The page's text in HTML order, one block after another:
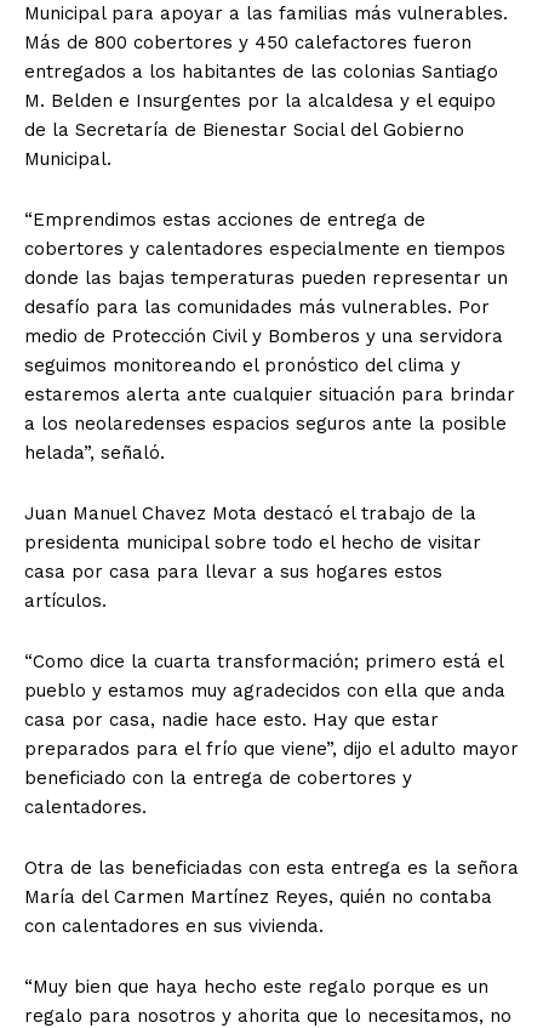
Municipal para apoyar a las familias más vulnerables.
Más de 800 cobertores y 450 calefactores fueron
entregados a los habitantes de las colonias Santiago
M. Belden e Insurgentes por la alcaldesa y el equipo
de la Secretaría de Bienestar Social del Gobierno
Municipal.
“Emprendimos estas acciones de entrega de
cobertores y calentadores especialmente en tiempos
donde las bajas temperaturas pueden representar un
desafío para las comunidades más vulnerables. Por
medio de Protección Civil y Bomberos y una servidora
seguimos monitoreando el pronóstico del clima y
estaremos alerta ante cualquier situación para brindar
a los neolaredenses espacios seguros ante la posible
helada”, señaló.
Juan Manuel Chavez Mota destacó el trabajo de la
presidenta municipal sobre todo el hecho de visitar
casa por casa para llevar a sus hogares estos
artículos.
“Como dice la cuarta transformación; primero está el
pueblo y estamos muy agradecidos con ella que anda
casa por casa, nadie hace esto. Hay que estar
preparados para el frío que viene”, dijo el adulto mayor
beneficiado con la entrega de cobertores y
calentadores.
Otra de las beneficiadas con esta entrega es la señora
María del Carmen Martínez Reyes, quién no contaba
con calentadores en sus vivienda.
“Muy bien que haya hecho este regalo porque es un
regalo para nosotros y ahorita que lo necesitamos, no